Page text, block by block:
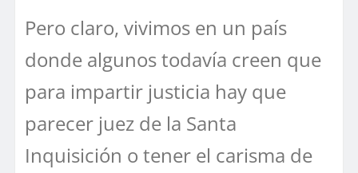
Pero claro, vivimos en un país
donde algunos todavía creen que
para impartir justicia hay que
parecer juez de la Santa
Inquisición o tener el carisma de